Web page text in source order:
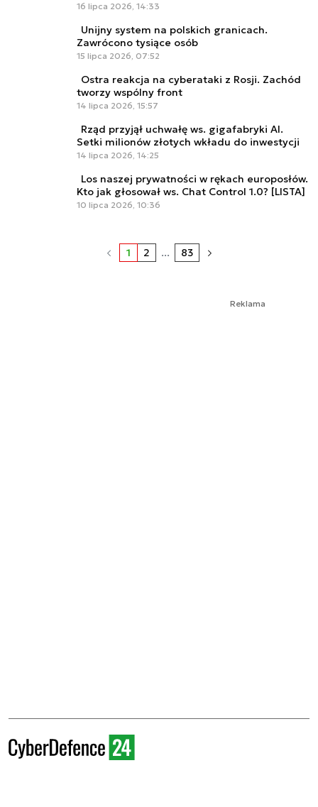
16 lipca 2026, 14:33
Unijny system na polskich granicach.
Zawrócono tysiące osób
15 lipca 2026, 07:52
Ostra reakcja na cyberataki z Rosji. Zachód
tworzy wspólny front
14 lipca 2026, 15:57
Rząd przyjął uchwałę ws. gigafabryki AI.
Setki milionów złotych wkładu do inwestycji
14 lipca 2026, 14:25
Los naszej prywatności w rękach europosłów.
Kto jak głosował ws. Chat Control 1.0? [LISTA]
10 lipca 2026, 10:36
1 2 ... 83
Reklama